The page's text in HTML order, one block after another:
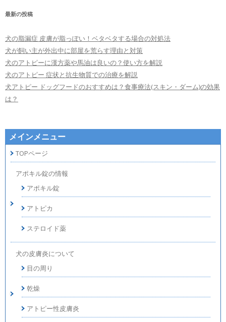
最新の投稿
犬の脂漏症 皮膚が脂っぽい！ベタベタする場合の対処法
犬が飼い主が外出中に部屋を荒らす理由と対策
犬のアトピーに漢方薬や馬油は良いの？使い方を解説
犬のアトピー 症状と抗生物質での治療を解説
犬アトピー ドッグフードのおすすめは？食事療法(スキン・ダーム)の効果
は？
メインメニュー
TOPページ
アポキル錠の情報
アポキル錠
アトピカ
ステロイド薬
犬の皮膚炎について
目の周り
乾燥
アトピー性皮膚炎